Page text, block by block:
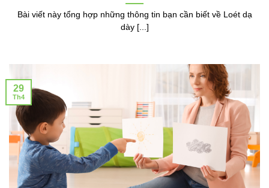
Bài viết này tổng hợp những thông tin bạn cần biết về Loét dạ
dày [...]
29
Th4